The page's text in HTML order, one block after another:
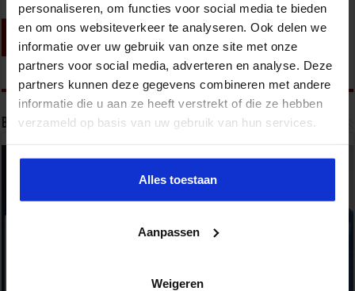
personaliseren, om functies voor social media te bieden
en om ons websiteverkeer te analyseren. Ook delen we
informatie over uw gebruik van onze site met onze
partners voor social media, adverteren en analyse. Deze
partners kunnen deze gegevens combineren met andere
informatie die u aan ze heeft verstrekt of die ze hebben
verzameld op basis van uw gebruik van hun services.
Alles toestaan
Aanpassen
Weigeren
Bekijk onze opleidingen